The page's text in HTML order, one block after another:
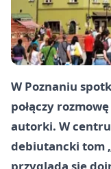
W Poznaniu
połączy
autorki. W
debiutancki tom